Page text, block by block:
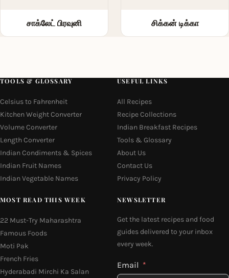
சாக்லேட் பிரவுனி சிக்கன் டிக்கா
TOOLS & GLOSSARY
Celsius to Fahrenheit
Kitchen Weight Converter
Volume Converter
Length Converter
Indian Condiments & Spices
Indian Fruit Names
Indian Vegetable Names
USEFUL LINKS
All Recipes
Recipe Collections
Indian Breakfast Recipes
Tools & Glossary
About Us
Contact Us
Privacy Policy
MOST READ THIS WEEK
22 Must-Try Maharashtra
Famous Foods
Moti Pak
French Fries
Hyderabadi Mirchi Ka Salan
NEWSLETTER
Get the latest recipes and food
guides delivered to your inbox
every week.
Email